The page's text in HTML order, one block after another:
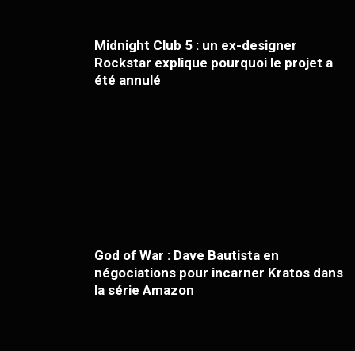
Midnight Club 5 : un ex-designer
Rockstar explique pourquoi le projet a
été annulé
God of War : Dave Bautista en
négociations pour incarner Kratos dans
la série Amazon